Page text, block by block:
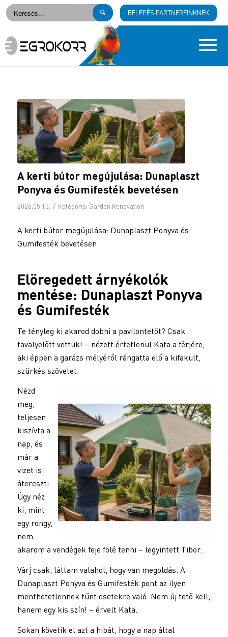
BELEPÉS PARTNEREINKNEK
A kerti bútor megújulása: Dunaplaszt
Ponyva és Gumifesték bevetésen
2026.05.13. / Kategória: Garden Renovation
A kerti bútor megújulása: Dunaplaszt Ponyva és
Gumifesték bevetésen
Elöregedett árnyékolók
mentése: Dunaplaszt Ponyva
és Gumifesték
Te tényleg ki akarod dobni a pavilontetőt? Csak
tavalyelőtt vettük! – nézett értetlenül Kata a férjére,
aki éppen a garázs mélyéről rángatta elő a kifakult,
szürkés szövetet.
Nézd
meg,
teljesen
kiszívta a
nap, és
már a
vizet is
átereszti.
Úgy néz
ki, mint
egy rongy,
nem
akarom a vendégek feje fölé tenni – legyintett Tibor.
Várj csak, láttam valahol, hogy van megoldás. A
Dunaplaszt Ponyva és Gumifesték pont az ilyen
menthetetlennek tűnt esetekre való. Nem új tető kell,
hanem egy kis szín! – érvelt Kata.
Sokan követik el azt a hibát, hogy a nap által